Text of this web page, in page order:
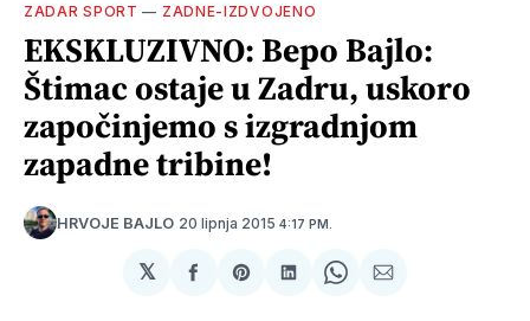
ZADAR SPORT — ZADNE-IZDVOJENO
EKSKLUZIVNO: Bepo Bajlo:
Štimac ostaje u Zadru, uskoro
započinjemo s izgradnjom
zapadne tribine!
HRVOJE BAJLO 20 lipnja 2015 4:17 PM.
𝕏
podijeliSharepodijeliSharepodijeli